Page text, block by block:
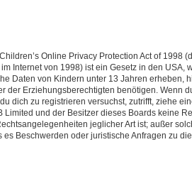
Online Privacy Protection Act of 1998
Internet von 1998) ist ein Gesetz in den USA,
Daten von Kindern unter 13 Jahren erheben,
der Erziehungsberechtigten benötigen. Wenn
dich zu registrieren versuchst, zutrifft, ziehe
Limited und der Besitzer dieses Boards keine
jeglicher Art ist; außer
Beschwerden oder juristische Anfragen zu